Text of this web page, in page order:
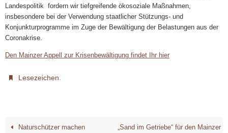
Landespolitik fordern wir tiefgreifende ökosoziale Maßnahmen,
insbesondere bei der Verwendung staatlicher Stützungs- und
Konjunkturprogramme im Zuge der Bewältigung der Belastungen aus der
Coronakrise.
Den Mainzer Appell zur Krisenbewältigung findet Ihr hier
Lesezeichen.
Naturschützer machen
„Sand im Getriebe“ für den Mainzer